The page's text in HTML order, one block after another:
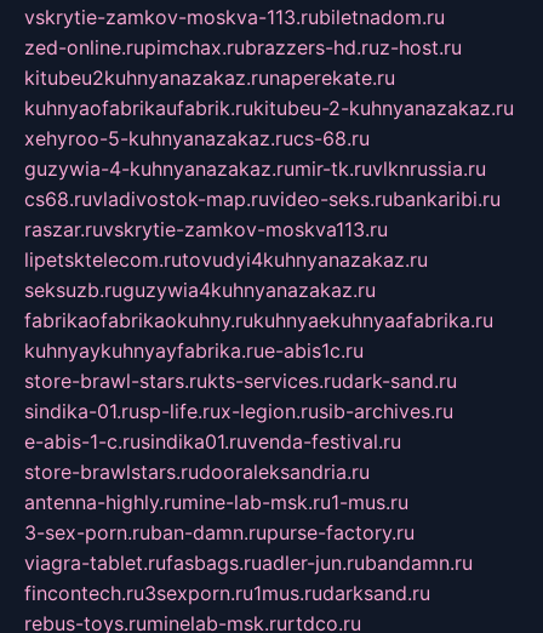
vskrytie-zamkov-moskva-113.rubiletnadom.ru
zed-online.rupimchax.rubrazzers-hd.ruz-host.ru
kitubeu2kuhnyanazakaz.runaperekate.ru
kuhnyaofabrikaufabrik.rukitubeu-2-kuhnyanazakaz.ru
xehyroo-5-kuhnyanazakaz.rucs-68.ru
guzywia-4-kuhnyanazakaz.rumir-tk.ruvlknrussia.ru
cs68.ruvladivostok-map.ruvideo-seks.rubankaribi.ru
raszar.ruvskrytie-zamkov-moskva113.ru
lipetsktelecom.rutovudyi4kuhnyanazakaz.ru
seksuzb.ruguzywia4kuhnyanazakaz.ru
fabrikaofabrikaokuhny.rukuhnyaekuhnyaafabrika.ru
kuhnyaykuhnyayfabrika.rue-abis1c.ru
store-brawl-stars.rukts-services.rudark-sand.ru
sindika-01.rusp-life.rux-legion.rusib-archives.ru
e-abis-1-c.rusindika01.ruvenda-festival.ru
store-brawlstars.rudooraleksandria.ru
antenna-highly.rumine-lab-msk.ru1-mus.ru
3-sex-porn.ruban-damn.rupurse-factory.ru
viagra-tablet.rufasbags.ruadler-jun.rubandamn.ru
fincontech.ru3sexporn.ru1mus.rudarksand.ru
rebus-toys.ruminelab-msk.rurtdco.ru